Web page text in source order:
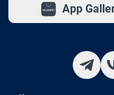
App